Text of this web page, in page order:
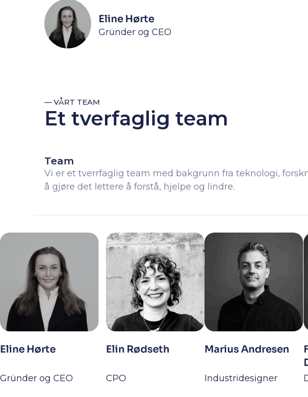
Eline Hørte
Gründer og CEO
— VÅRT TEAM
Et tverfaglig team
Team
Vi er et tverrfaglig team med bakgrunn fra teknologi,
å gjøre det lettere å forstå, hjelpe og lindre.
Eline Hørte
Gründer og CEO
Elin Rødseth
CPO
Marius Andresen
Industridesigner